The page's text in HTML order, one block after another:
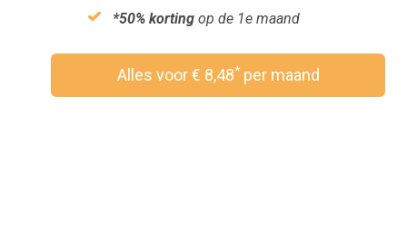
*50% korting op de 1e maand
Alles voor € 8,48*per maand